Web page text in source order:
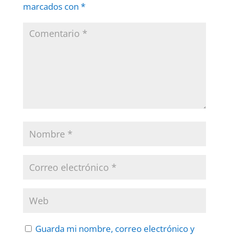
marcados con *
Guarda mi nombre, correo electrónico y